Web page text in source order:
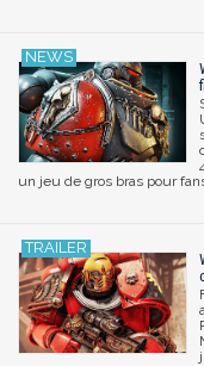
un jeu de gros bras pour